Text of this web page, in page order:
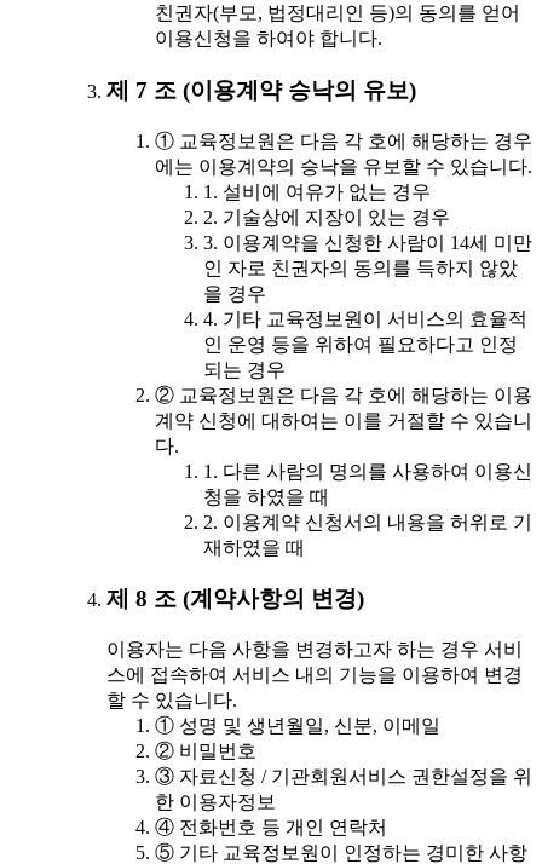
친권자(부모, 법정대리인 등)의 동의를 얻어
이용신청을 하여야 합니다.
제 7 조 (이용계약 승낙의 유보)
① 교육정보원은 다음 각 호에 해당하는 경우
에는 이용계약의 승낙을 유보할 수 있습니다.
1. 설비에 여유가 없는 경우
2. 기술상에 지장이 있는 경우
3. 이용계약을 신청한 사람이 14세 미만
인 자로 친권자의 동의를 득하지 않았
을 경우
4. 기타 교육정보원이 서비스의 효율적
인 운영 등을 위하여 필요하다고 인정
되는 경우
② 교육정보원은 다음 각 호에 해당하는 이용
계약 신청에 대하여는 이를 거절할 수 있습니
다.
1. 다른 사람의 명의를 사용하여 이용신
청을 하였을 때
2. 이용계약 신청서의 내용을 허위로 기
재하였을 때
제 8 조 (계약사항의 변경)
이용자는 다음 사항을 변경하고자 하는 경우 서비
스에 접속하여 서비스 내의 기능을 이용하여 변경
할 수 있습니다.
① 성명 및 생년월일, 신분, 이메일
② 비밀번호
③ 자료신청 / 기관회원서비스 권한설정을 위
한 이용자정보
④ 전화번호 등 개인 연락처
⑤ 기타 교육정보원이 인정하는 경미한 사항